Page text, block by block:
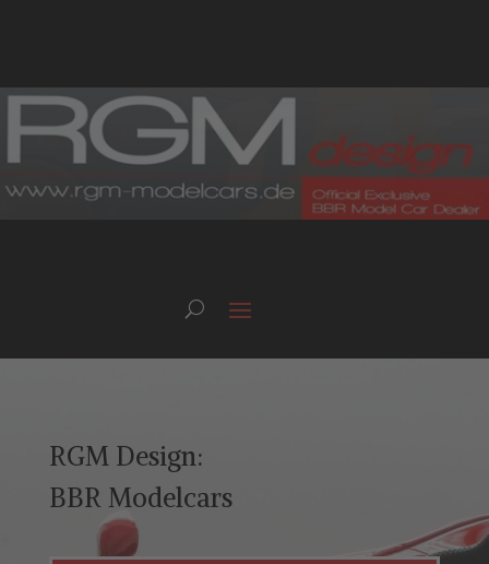
RGM Design:
BBR Modelcars